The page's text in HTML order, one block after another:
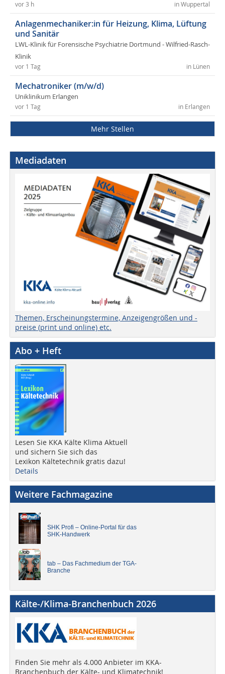
in Wuppertal
vor 3 h
Anlagenmechaniker:in für Heizung, Klima, Lüftung
und Sanitär
LWL-Klinik für Forensische Psychiatrie Dortmund - Wilfried-Rasch-
Klinik
in Lünen
vor 1 Tag
Mechatroniker (m/w/d)
Uniklinikum Erlangen
in Erlangen
vor 1 Tag
Mehr Stellen
Mediadaten
Themen, Erscheinungstermine, Anzeigengrößen und -
preise (print und online) etc.
Abo + Heft
Lesen Sie KKA Kälte Klima Aktuell
und sichern Sie sich das
Lexikon Kältetechnik gratis dazu!
Details
Weitere Fachmagazine
SHK Profi – Online-Portal für das
SHK-Handwerk
tab – Das Fachmedium der TGA-
Branche
Kälte-/Klima-Branchenbuch 2026
Finden Sie mehr als 4.000 Anbieter im KKA-
Branchenbuch der Kälte- und Klimatechnik!